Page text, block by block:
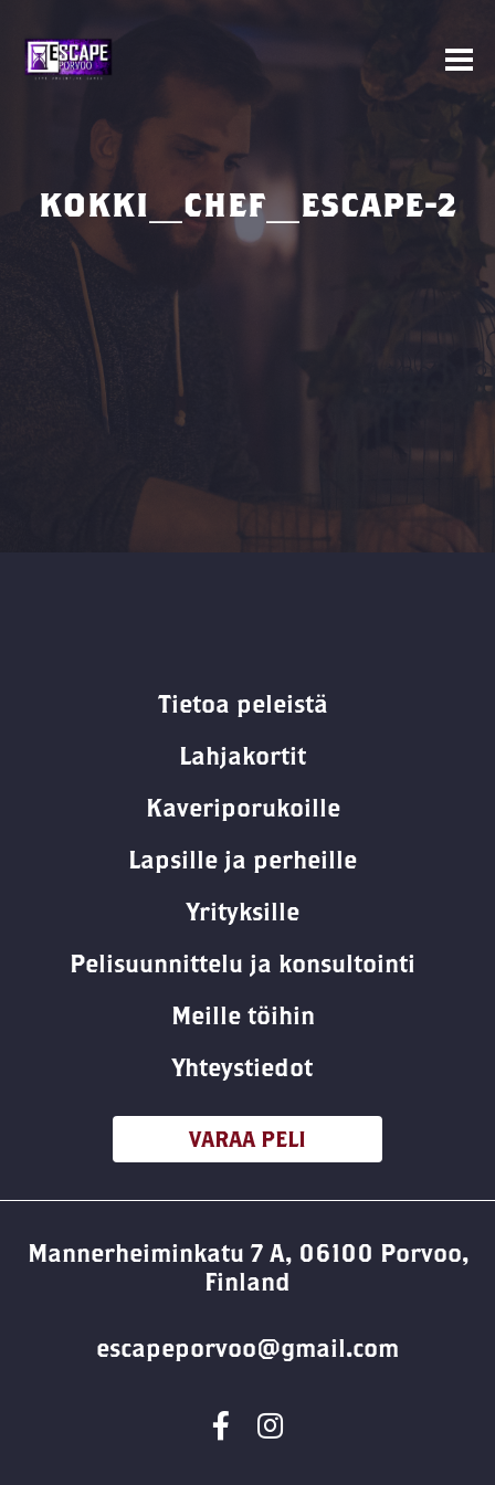
KOKKI_CHEF_ESCAPE-2
Tietoa peleistä
Lahjakortit
Kaveriporukoille
Lapsille ja perheille
Yrityksille
Pelisuunnittelu ja konsultointi
Meille töihin
Yhteystiedot
VARAA PELI
Mannerheiminkatu 7 A, 06100 Porvoo,
Finland
escapeporvoo@gmail.com